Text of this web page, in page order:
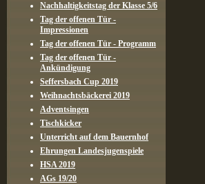
Nachhaltigkeitstag der Klasse 5/6
Tag der offenen Tür -
Impressionen
Tag der offenen Tür - Programm
Tag der offenen Tür -
Ankündigung
Seffersbach Cup 2019
Weihnachtsbäckerei 2019
Adventsingen
Tischkicker
Unterricht auf dem Bauernhof
Ehrungen Landesjugenspiele
HSA 2019
AGs 19/20